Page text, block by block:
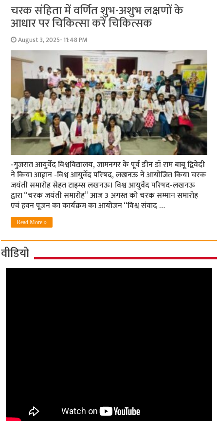
चरक संहिता में वर्णित शुभ-अशुभ लक्षणों के
आधार पर चिकित्सा करें चिकित्सक
August 3, 2025- 11:48 PM
-गुजरात आयुर्वेद विश्वविद्यालय, जामनगर के पूर्व डीन डॉ राम बाबू द्विवेदी
ने किया आह्वान -विश्व आयुर्वेद परिषद, लखनऊ ने आयोजि​त किया चरक
जयंती समारोह सेहत टाइम्स लखनऊ। विश्व आयुर्वेद परिषद-लखनऊ
द्वारा “चरक जयंती समारोह” आज 3 अगस्त को चरक सम्मान समारोह
एवं हवन पूजन का कार्यक्रम का आयोजन “विश्व संवाद …
Read More »
वीडियो